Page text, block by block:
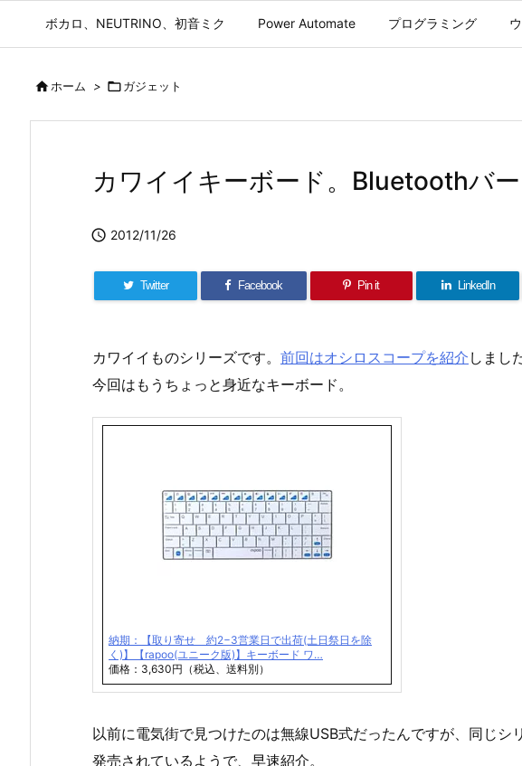
ボカロ、NEUTRINO、初音ミク Power Automate プログラミング
ホーム > ガジェット
カワイイキーボード。Bluetoothバー
 2012/11/26
Twitter Facebook Pin it LinkedIn
カワイイものシリーズです。 前回はオシロスコープを紹介 しまし
今回はもうちょっと身近なキーボード。
納期：【取り寄せ 約2−3営業日で出荷(土日祭日を除
く)】【rapoo(ユニーク版)】キーボード ワ…
価格：3,630円（税込、送料別）
以前に電気街で見つけたのは無線USB式だったんですが、同じ
発売されているようで、早速紹介。